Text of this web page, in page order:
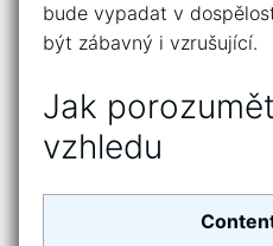
bude vypadat v
být zábavný i vzrušující.
Jak
vzhledu